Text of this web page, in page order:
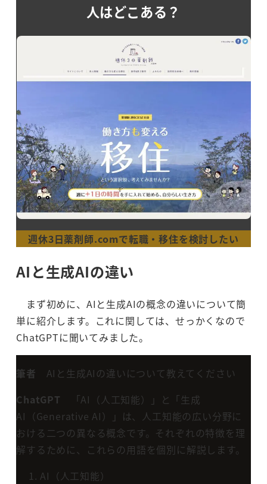
人はどこある？
週休3日薬剤師.comで転職・移住を検討したい
AIと生成AIの違い
まず初めに、AIと生成AIの概念の違いについて簡
単に紹介します。これに関しては、せっかくなので
ChatGPTに聞いてみました。
筆者 AIと生成AIの違いについて教えてください
ChatGPT 「AI（人工知能）」と「生成
AI（Generative AI）」は、人工知能の広い分野に
おける二つの異なる概念です。それぞれの特徴を理
解するために、これらの用語を個別に解説します。
AI（人工知能）